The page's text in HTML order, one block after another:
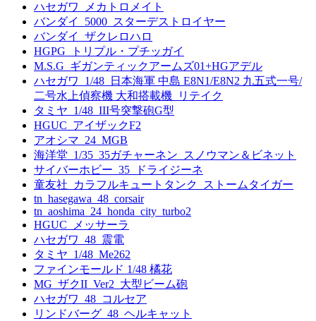
ハセガワ_メカトロメイト
バンダイ_5000_スターデストロイヤー
バンダイ_ザクレロハロ
HGPG_トリプル・プチッガイ
M.S.G_ギガンティックアームズ01+HGアデル
ハセガワ_1/48_日本海軍 中島 E8N1/E8N2 九五式一号/
二号水上偵察機 大和搭載機_リテイク
タミヤ_1/48_III号突撃砲G型
HGUC_アイザックF2
アオシマ_24_MGB
海洋堂_1/35_35ガチャーネン_スノウマン＆ビネット
サイバーホビー_35_ドライジーネ
童友社_カラフルキュートタンク_ストームタイガー
tn_hasegawa_48_corsair
tn_aoshima_24_honda_city_turbo2
HGUC_メッサーラ
ハセガワ_48_震電
タミヤ_1/48_Me262
ファインモールド 1/48 橘花
MG_ザクII_Ver2_大型ビーム砲
ハセガワ_48_コルセア
リンドバーグ_48_ヘルキャット